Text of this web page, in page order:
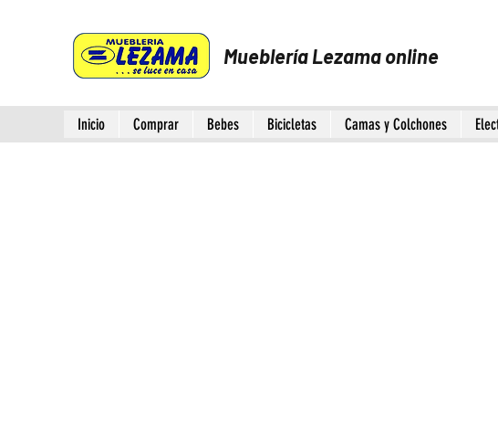
Mueblería Lezama online
Inicio Comprar Bebes Bicicletas Camas y Colchones